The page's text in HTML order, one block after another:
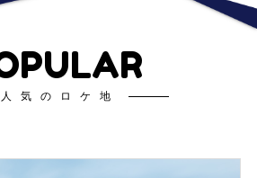
人気のロケ地